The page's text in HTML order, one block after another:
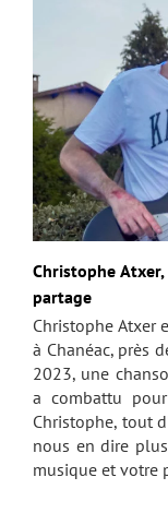
Christophe
partage
Christophe Atxer
à Chanéac, près
2023, une
a combattu
Christophe, tout
nous en dire
musique et votre